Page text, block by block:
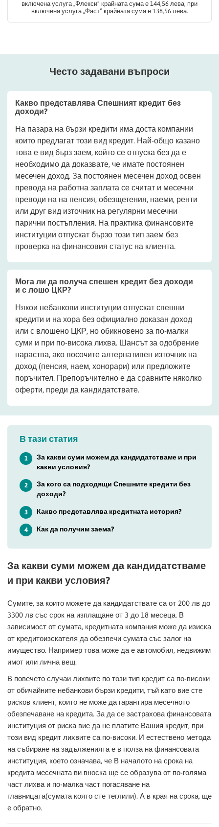
включена услуга „Флекси“ крайната сума е 144,56 лева, при
включена услуга „Фаст“ крайната сума е 138,56 лева.
Често задавани въпроси
Какво представлява Спешният кредит без
доходи?
На пазара на бързи кредити има доста компании
които предлагат този вид кредит. Най-общо казано
това е вид бърз заем, който се отпуска без да е
необходимо да доказвате, че имате постоянен
месечен доход. За постоянен месечен доход освен
превода на работна заплата се считат и месечни
преводи на на пенсия, обезщетения, наеми, ренти
или друг вид източник на регулярни месечни
парични постъпления. На практика финансовите
институции отпускат бързо този тип заем без
проверка на финансовия статус на клиента.
Мога ли да получа спешен кредит без доходи
и с лошо ЦКР?
Някои небанкови институции отпускат спешни
кредити и на хора без официално доказан доход
или с влошено ЦКР, но обикновено за по-малки
суми и при по-висока лихва. Шансът за одобрение
нараства, ако посочите алтернативен източник на
доход (пенсия, наем, хонорари) или предложите
поръчител. Препоръчително е да сравните няколко
оферти, преди да кандидатствате.
В тази статия
1
За какви суми можем да кандидатстваме и при
какви условия?
2
За кого са подходящи Спешните кредити без
доходи?
3 Какво представлява кредитната история?
4 Как да получим заема?
За какви суми можем да кандидатстваме
и при какви условия?
Сумите, за които можете да кандидатствате са от 200 лв до
3300 лв със срок на изплащане от 3 до 18 месеца. В
зависимост от сумата, кредитната компания може да изиска
от кредитоизскателя да обезпечи сумата със залог на
имущество. Например това може да е автомобил, недвижим
имот или лична вещ.
В повечето случаи лихвите по този тип кредит са по-високи
от обичайните небанкови бързи кредити, тъй като вие сте
рисков клиент, които не може да гарантира месечното
обезпечаване на кредита. За да се застрахова финансовата
институция от риска вие да не платите Вашия кредит, при
този вид кредит лихвите са по-високи. И естествено метода
на събиране на задълженията е в полза на финансовата
институция, което означава, че В началото на срока на
кредита месечната ви вноска ще се образува от по-голяма
част лихва и по-малка част погасяване на
главницата(сумата която сте теглили). А в края на срока, ще
е обратно.